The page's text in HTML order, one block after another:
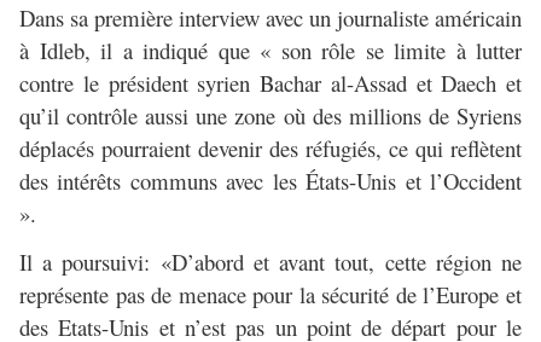
Dans sa première interview avec un journaliste américain
à Idleb, il a indiqué que « son rôle se limite à lutter
contre le président syrien Bachar al-Assad et Daech et
qu’il contrôle aussi une zone où des millions de Syriens
déplacés pourraient devenir des réfugiés, ce qui reflètent
des intérêts communs avec les États-Unis et l’Occident
».
Il a poursuivi: «D’abord et avant tout, cette région ne
représente pas de menace pour la sécurité de l’Europe et
des Etats-Unis et n’est pas un point de départ pour le